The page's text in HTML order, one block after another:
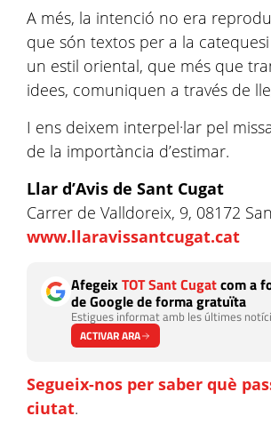
A més, la intenció no era
que són textos per a la
un estil oriental, que més que
idees, comuniquen a través de
I ens deixem interpel·lar pel
de la importància d’estimar.
Llar d’Avis de Sant Cugat
Carrer de Valldoreix, 9, 08172
www.llaravissantcugat.cat
AfegeixTOT Sant Cugatcom a
de Google de forma gratuïta
Estigues informat amb les últimes
ACTIVAR ARA
Segueix-nos per saber què
ciutat.